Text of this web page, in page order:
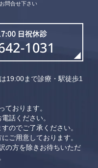
問合せ下さい
19:00まで診療・駅徒歩1
ております。
話ください。
のでご了承ください。
ご用意しております。
の方を除きお待ちいただ